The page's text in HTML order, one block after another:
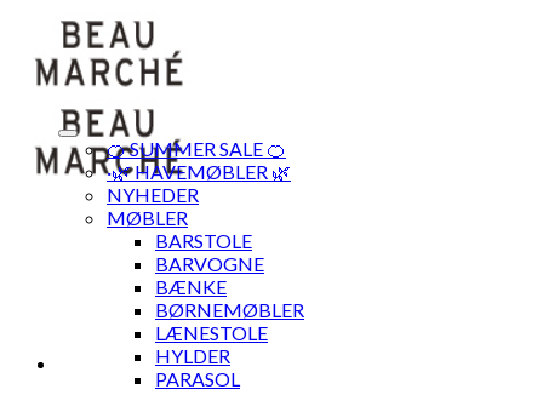
content
🍊 SUMMER SALE 🍊
·🌿 HAVEMØBLER 🌿
NYHEDER
MØBLER
BARSTOLE
BARVOGNE
BÆNKE
BØRNEMØBLER
LÆNESTOLE
HYLDER
PARASOL